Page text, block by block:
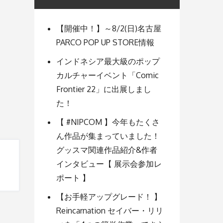
【開催中！】～8/2(日)名古屋
PARCO POP UP STORE情報
インドネシア最大級のポップ
カルチャーイベント「Comic
Frontier 22」に出展しまし
た！
【 #NIPCOM 】今年もたくさ
ん作品が集まっていました！
グッスマ関連作品紹介&作者
インタビュー【 展示会参加レ
ポート 】
【お手軽アップグレード！ 】
Reincarnation セイバー・リリ